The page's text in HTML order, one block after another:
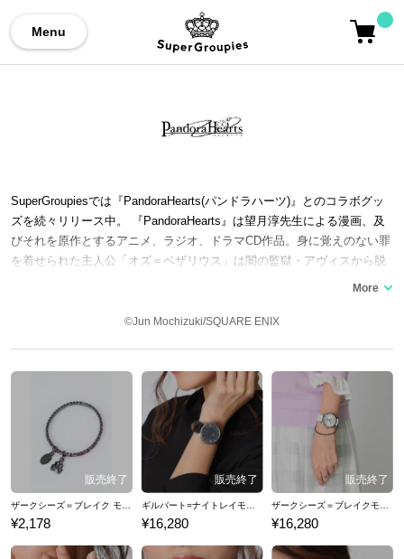
Menu
SuperGroupiesでは『PandoraHearts(パンドラハーツ)』とのコラボグッ
ズを続々リリース中。 『PandoraHearts』は望月淳先生による漫画、及
びそれを原作とするアニメ、ラジオ、ドラマCD作品。身に覚えのない罪
を着せられた主人公「オズ＝ベザリウス」は闇の監獄・アヴィスから脱
出のため、「血染めの黒うさぎ（ビーラビット）」と呼ばれる「アリ
トレイ」「シャロン＝レインズワース」「ザークシーズ＝ブレイク」ら
ル家の当主「グレン＝バスカヴィル」なども事件の中に重要なキャラク
ター。また、テレビアニメでは皆川純子氏、川澄綾子氏、鳥海浩輔氏、
花澤香菜氏、石田彰氏などの声優が出演しています。 ここでは『Pandor
aHearts』コラボの腕時計を始め、バッグやアクセサリー、シューズな
ど…『PandoraHearts』とのコラボファッションアイテムをご紹介いたし
©Jun Mochizuki/SQUARE ENIX
¥2,178
ギルバート=ナイトレイモデル 腕時計 PandoraHearts パンドラハーツ
¥16,280 ¥16,280